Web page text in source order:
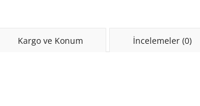
Kargo ve Konum İncelemeler (0)